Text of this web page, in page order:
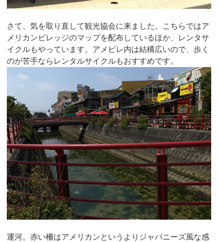
さて、気を取り直して観光協会に来ました。こちらではア
メリカンビレッジのマップを配布しているほか、レンタサ
イクルもやっています。アメビレ内は結構広いので、歩く
のが苦手ならレンタルサイクルもおすすめです。
運河。赤い柵はアメリカンというよりジャパニーズ風な感